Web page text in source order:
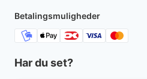
Betalingsmuligheder
Har du set?